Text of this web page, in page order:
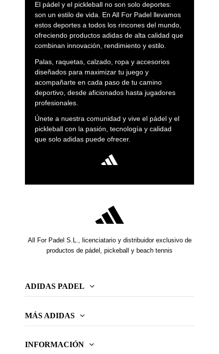
El pádel y el pickleball no son solo deportes:
son un estilo de vida. En All For Padel llevamos
estos deportes a todos los rincones del mundo,
ofreciendo productos adidas de alta calidad que
combinan innovación, rendimiento y estilo.
Palas, raquetas, calzado, ropa y accesorios
diseñados para maximizar tu juego y
acompañarte en cada paso de tu camino
deportivo, desde aficionados hasta jugadores
profesionales.
Únete a nuestra comunidad y vive el pádel y el
pickleball con la pasión, tecnología y calidad
que solo adidas puede ofrecer.
All For Padel S.L., licenciatario y distribuidor exclusivo de
productos de pádel, pickeball y beach tennis
ADIDAS PADEL
MÁS ADIDAS
INFORMACIÓN